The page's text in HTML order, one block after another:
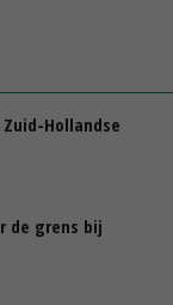
Hollandse
de grens bij